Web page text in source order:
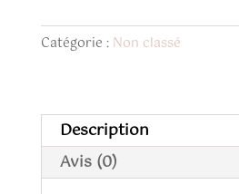
en
lapis
Catégorie : Non classé
Description
Avis (0)